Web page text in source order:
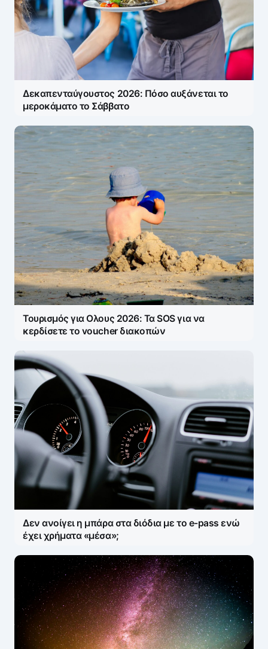
Δεκαπενταύγουστος 2026: Πόσο αυξάνεται το
μεροκάματο το Σάββατο
Τουρισμός για Ολους 2026: Τα SOS για να
κερδίσετε το voucher διακοπών
Δεν ανοίγει η μπάρα στα διόδια με το e-pass ενώ
έχει χρήματα «μέσα»;